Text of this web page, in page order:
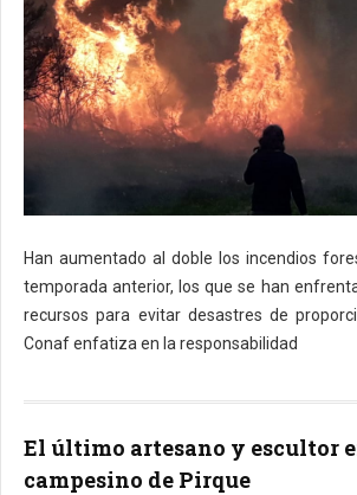
Han aumentado al doble los incendios
temporada anterior, los que se han
recursos para evitar desastres de
Conaf enfatiza en la responsabilidad
El último artesano y escultor
campesino de Pirque